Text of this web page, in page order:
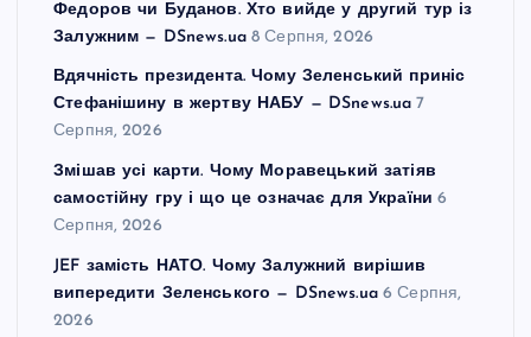
Федоров чи Буданов. Хто вийде у другий тур із
Залужним — DSnews.ua 8 Серпня, 2026
Вдячність президента. Чому Зеленський приніс
Стефанішину в жертву НАБУ — DSnews.ua 7
Серпня, 2026
Змішав усі карти. Чому Моравецький затіяв
самостійну гру і що це означає для України 6
Серпня, 2026
JEF замість НАТО. Чому Залужний вирішив
випередити Зеленського — DSnews.ua 6 Серпня,
2026